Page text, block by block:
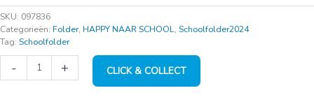
SKU: 097836
Categorieën: Folder, HAPPY NAAR SCHOOL, Schoolfolder2024
Tag: Schoolfolder
-
Bic
Kids
+ CLICK & COLLECT